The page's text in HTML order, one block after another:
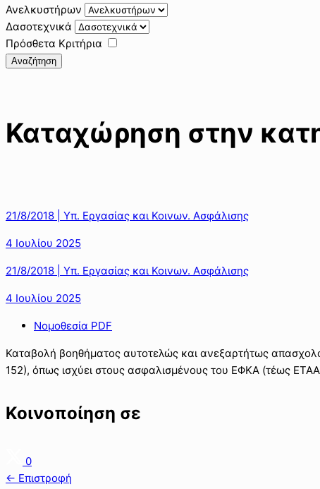
Ανελκυστήρων
Δασοτεχνικά
Πρόσθετα Κριτήρια
Αναζήτηση
Καταχώρηση στην
21/8/2018 | Υπ. Εργασίας και Κοινων. Ασφάλισης
4 Ιουλίου 2025
21/8/2018 | Υπ. Εργασίας και Κοινων. Ασφάλισης
4 Ιουλίου 2025
Νομοθεσία PDF
Καταβολή βοηθήματος αυτοτελώς και ανεξαρτήτως
152), όπως ισχύει στους ασφαλισμένους του ΕΦΚΑ (τέως
Κοινοποίηση σε
0
← Επιστροφή